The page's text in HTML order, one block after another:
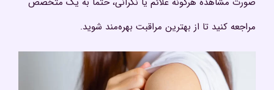
مراجعه کنید تا از بهترین مراقبت بهره‌مند شوید.